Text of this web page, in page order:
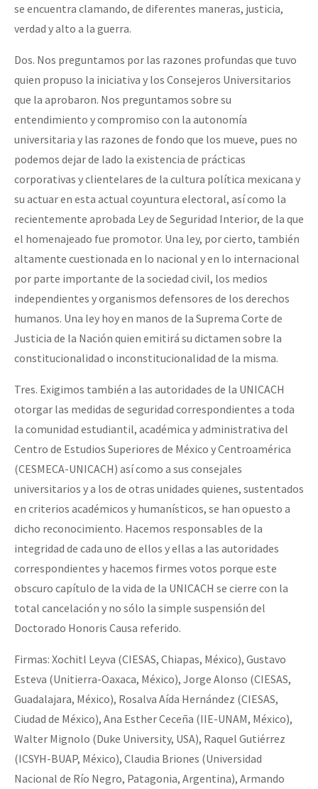
se encuentra clamando, de diferentes maneras, justicia,
verdad y alto a la guerra.
Dos. Nos preguntamos por las razones profundas que tuvo
quien propuso la iniciativa y los Consejeros Universitarios
que la aprobaron. Nos preguntamos sobre su
entendimiento y compromiso con la autonomía
universitaria y las razones de fondo que los mueve, pues no
podemos dejar de lado la existencia de prácticas
corporativas y clientelares de la cultura política mexicana y
su actuar en esta actual coyuntura electoral, así como la
recientemente aprobada Ley de Seguridad Interior, de la que
el homenajeado fue promotor. Una ley, por cierto, también
altamente cuestionada en lo nacional y en lo internacional
por parte importante de la sociedad civil, los medios
independientes y organismos defensores de los derechos
humanos. Una ley hoy en manos de la Suprema Corte de
Justicia de la Nación quien emitirá su dictamen sobre la
constitucionalidad o inconstitucionalidad de la misma.
Tres. Exigimos también a las autoridades de la UNICACH
otorgar las medidas de seguridad correspondientes a toda
la comunidad estudiantil, académica y administrativa del
Centro de Estudios Superiores de México y Centroamérica
(CESMECA-UNICACH) así como a sus consejales
universitarios y a los de otras unidades quienes, sustentados
en criterios académicos y humanísticos, se han opuesto a
dicho reconocimiento. Hacemos responsables de la
integridad de cada uno de ellos y ellas a las autoridades
correspondientes y hacemos firmes votos porque este
obscuro capítulo de la vida de la UNICACH se cierre con la
total cancelación y no sólo la simple suspensión del
Doctorado Honoris Causa referido.
Firmas: Xochitl Leyva (CIESAS, Chiapas, México), Gustavo
Esteva (Unitierra-Oaxaca, México), Jorge Alonso (CIESAS,
Guadalajara, México), Rosalva Aída Hernández (CIESAS,
Ciudad de México), Ana Esther Ceceña (IIE-UNAM, México),
Walter Mignolo (Duke University, USA), Raquel Gutiérrez
(ICSYH-BUAP, México), Claudia Briones (Universidad
Nacional de Río Negro, Patagonia, Argentina), Armando